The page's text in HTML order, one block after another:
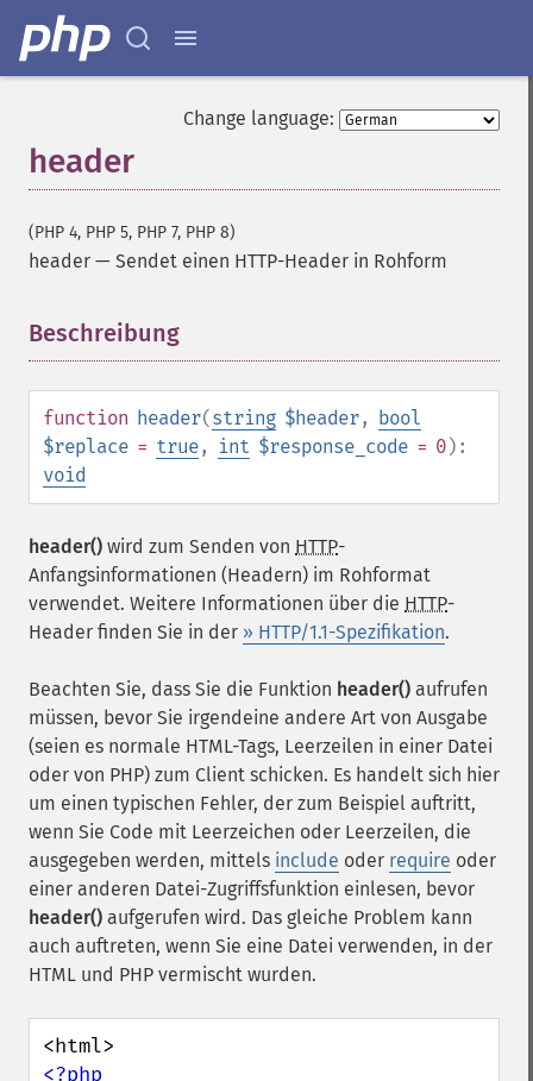
Change language:
header
(PHP 4, PHP 5, PHP 7, PHP 8)
header — Sendet einen HTTP-Header in Rohform
Beschreibung
function header(string $header, bool
$replace = true, int $response_code = 0):
void
header() wird zum Senden von HTTP-
Anfangsinformationen (Headern) im Rohformat
verwendet. Weitere Informationen über die HTTP-
Header finden Sie in der » HTTP/1.1-Spezifikation.
Beachten Sie, dass Sie die Funktion header() aufrufen
müssen, bevor Sie irgendeine andere Art von Ausgabe
(seien es normale HTML-Tags, Leerzeilen in einer Datei
oder von PHP) zum Client schicken. Es handelt sich hier
um einen typischen Fehler, der zum Beispiel auftritt,
wenn Sie Code mit Leerzeichen oder Leerzeilen, die
ausgegeben werden, mittels include oder require oder
einer anderen Datei-Zugriffsfunktion einlesen, bevor
header() aufgerufen wird. Das gleiche Problem kann
auch auftreten, wenn Sie eine Datei verwenden, in der
HTML und PHP vermischt wurden.